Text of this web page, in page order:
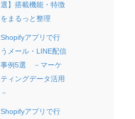
選】搭載機能・特徴
をまるっと整理
Shopifyアプリで行
うメール・LINE配信
事例5選 －マーケ
ティングデータ活用
－
Shopifyアプリで行